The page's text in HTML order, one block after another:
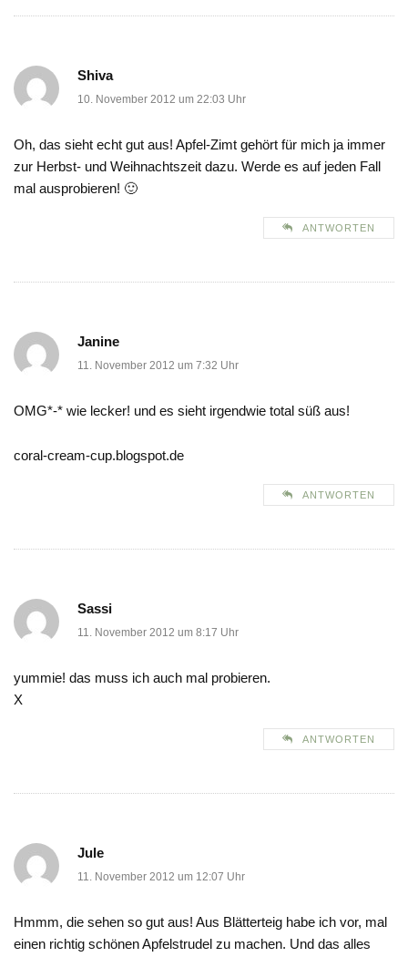
Shiva
10. November 2012 um 22:03 Uhr
Oh, das sieht echt gut aus! Apfel-Zimt gehört für mich ja immer
zur Herbst- und Weihnachtszeit dazu. Werde es auf jeden Fall
mal ausprobieren! 🙂
ANTWORTEN
Janine
11. November 2012 um 7:32 Uhr
OMG*-* wie lecker! und es sieht irgendwie total süß aus!
coral-cream-cup.blogspot.de
ANTWORTEN
Sassi
11. November 2012 um 8:17 Uhr
yummie! das muss ich auch mal probieren.
X
ANTWORTEN
Jule
11. November 2012 um 12:07 Uhr
Hmmm, die sehen so gut aus! Aus Blätterteig habe ich vor, mal
einen richtig schönen Apfelstrudel zu machen. Und das alles